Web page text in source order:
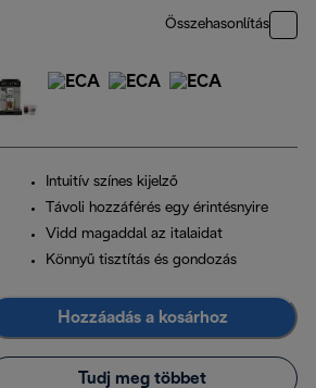
Összehasonlítás
Intuitív színes kijelző
Távoli hozzáférés egy érintésnyire
Vidd magaddal az italaidat
Könnyű tisztítás és gondozás
Hozzáadás a kosárhoz
Tudj meg többet